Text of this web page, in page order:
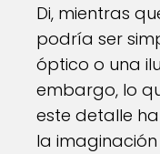
Di, mientras
podría ser
óptico o una
embargo, lo
este detalle
la